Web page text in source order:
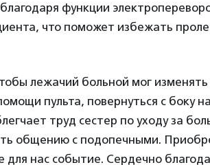
функции
что поможет избежать
лежачий больной мог
пульта, повернуться с боку
труд сестер по уходу за
общению с подопечными.
для нас событие. Сердечно